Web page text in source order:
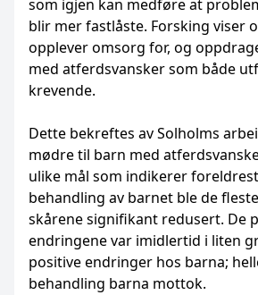
som igjen kan medføre at
blir mer fastlåste. Forsking viser
opplever omsorg for, og
med atferdsvansker som både
krevende.
Dette bekreftes av Solholms
mødre til barn med
ulike mål som indikerer
behandling av barnet ble de
skårene signifikant redusert. De
endringene var imidlertid i liten
positive endringer hos barna;
behandling barna mottok.